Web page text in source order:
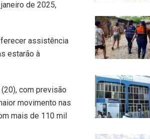
de 2025,
assistência
estarão à
com previsão
movimento nas
mais de 110 mil